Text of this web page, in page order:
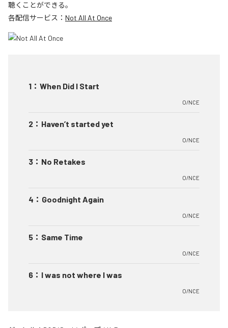
聴くことができる。
各配信サービス： Not All At Once
1 ： When Did I Start
O/NCE
2 ： Haven’t started yet
O/NCE
3 ： No Retakes
O/NCE
4 ： Goodnight Again
O/NCE
5 ： Same Time
O/NCE
6 ： I was not where I was
O/NCE